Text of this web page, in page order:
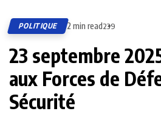
POLITIQUE 2 min read239
23 septembre
aux Forces de
Sécurité